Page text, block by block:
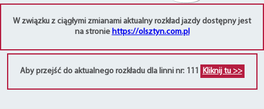
W związku z ciągłymi zmianami aktualny rozkład jazdy dostępny jest
na stronie https://olsztyn.com.pl
Aby przejść do aktualnego rozkładu dla linni nr: 111 Kliknij tu >>